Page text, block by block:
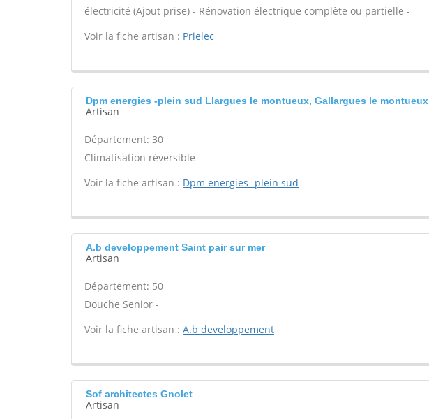
électricité (Ajout prise) - Rénovation électrique complète ou partielle -
Voir la fiche artisan : Prielec
Dpm energies -plein sud Llargues le montueux, Gallargues le montueux
Artisan
Département: 30
Climatisation réversible -
Voir la fiche artisan : Dpm energies -plein sud
A.b developpement Saint pair sur mer
Artisan
Département: 50
Douche Senior -
Voir la fiche artisan : A.b developpement
Sof architectes Gnolet
Artisan